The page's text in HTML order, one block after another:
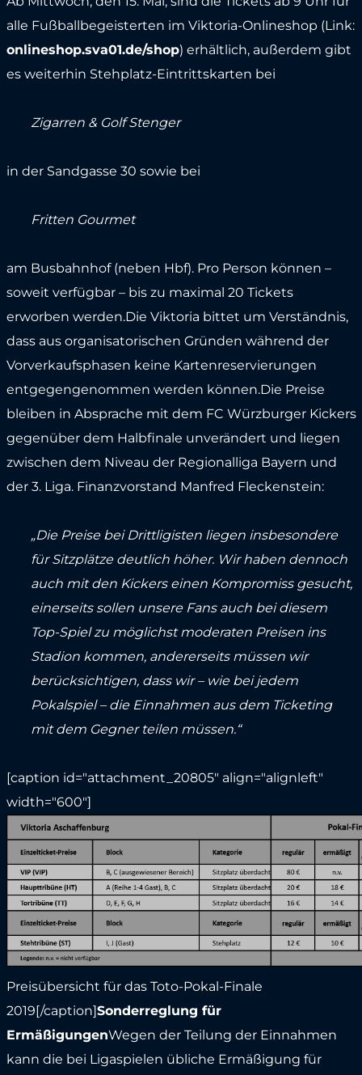
alle Fußballbegeisterten im Viktoria-Onlineshop (Link:
onlineshop.sva01.de/shop) erhältlich, außerdem gibt
es weiterhin Stehplatz-Eintrittskarten bei
Zigarren & Golf Stenger
in der Sandgasse 30 sowie bei
Fritten Gourmet
am Busbahnhof (neben Hbf). Pro Person können –
soweit verfügbar – bis zu maximal 20 Tickets
erworben werden.Die Viktoria bittet um Verständnis,
dass aus organisatorischen Gründen während der
Vorverkaufsphasen keine Kartenreservierungen
entgegengenommen werden können.Die Preise
bleiben in Absprache mit dem FC Würzburger Kickers
gegenüber dem Halbfinale unverändert und liegen
zwischen dem Niveau der Regionalliga Bayern und
der 3. Liga. Finanzvorstand Manfred Fleckenstein:
„Die Preise bei Drittligisten liegen insbesondere
für Sitzplätze deutlich höher. Wir haben dennoch
auch mit den Kickers einen Kompromiss gesucht,
einerseits sollen unsere Fans auch bei diesem
Top-Spiel zu möglichst moderaten Preisen ins
Stadion kommen, andererseits müssen wir
berücksichtigen, dass wir – wie bei jedem
Pokalspiel – die Einnahmen aus dem Ticketing
mit dem Gegner teilen müssen.“
[caption id="attachment_20805" align="alignleft"
width="600"]
Preisübersicht für das Toto-Pokal-Finale
2019[/caption]Sonderreglung für
ErmäßigungenWegen der Teilung der Einnahmen
kann die bei Ligaspielen übliche Ermäßigung für